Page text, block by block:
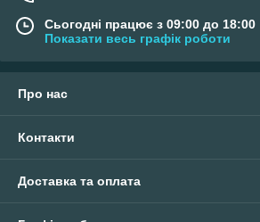
Сьогодні працює з 09:00 до 18:00
Показати весь графік роботи
Про нас
Контакти
Доставка та оплата